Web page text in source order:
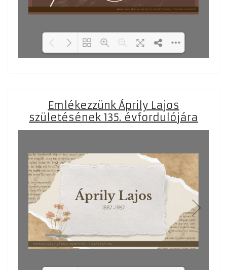
Emlékezzünk Áprily Lajos
születésének 135. évfordulójára